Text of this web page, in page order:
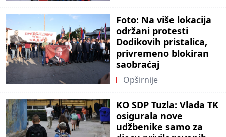
Foto: Na više lokacija
održani protesti
Dodikovih pristalica,
privremeno blokiran
saobraćaj
Opširnije
KO SDP Tuzla: Vlada TK
osigurala nove
udžbenike samo za